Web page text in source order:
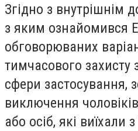
Згідно з внутрішнім
з яким ознайомився
обговорюваних
тимчасового захисту
сфери застосування,
виключення
або осіб, які виїхали